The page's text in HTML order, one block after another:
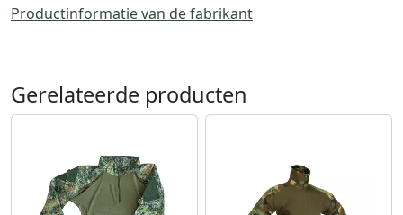
Productinformatie van de fabrikant
Gerelateerde producten